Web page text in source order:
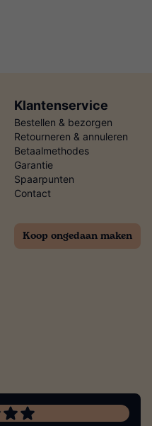
Klantenservice
Bestellen & bezorgen
Retourneren & annuleren
Betaalmethodes
Garantie
Spaarpunten
Contact
Koop ongedaan maken